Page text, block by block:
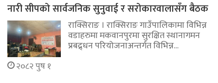
नारी सीपको सार्वजनिक सुनुवाई र सरोकारवालासँग बैठक
राक्सिराङ । राक्सिराङ गाउँपालिकामा विभिन्न
वडाहरुमा मकवानपुरमा सुरक्षित स्थानागमन
प्रबद्र्धन परियोजनाअन्तर्गत विभिन्न…
२०८२ पुष १